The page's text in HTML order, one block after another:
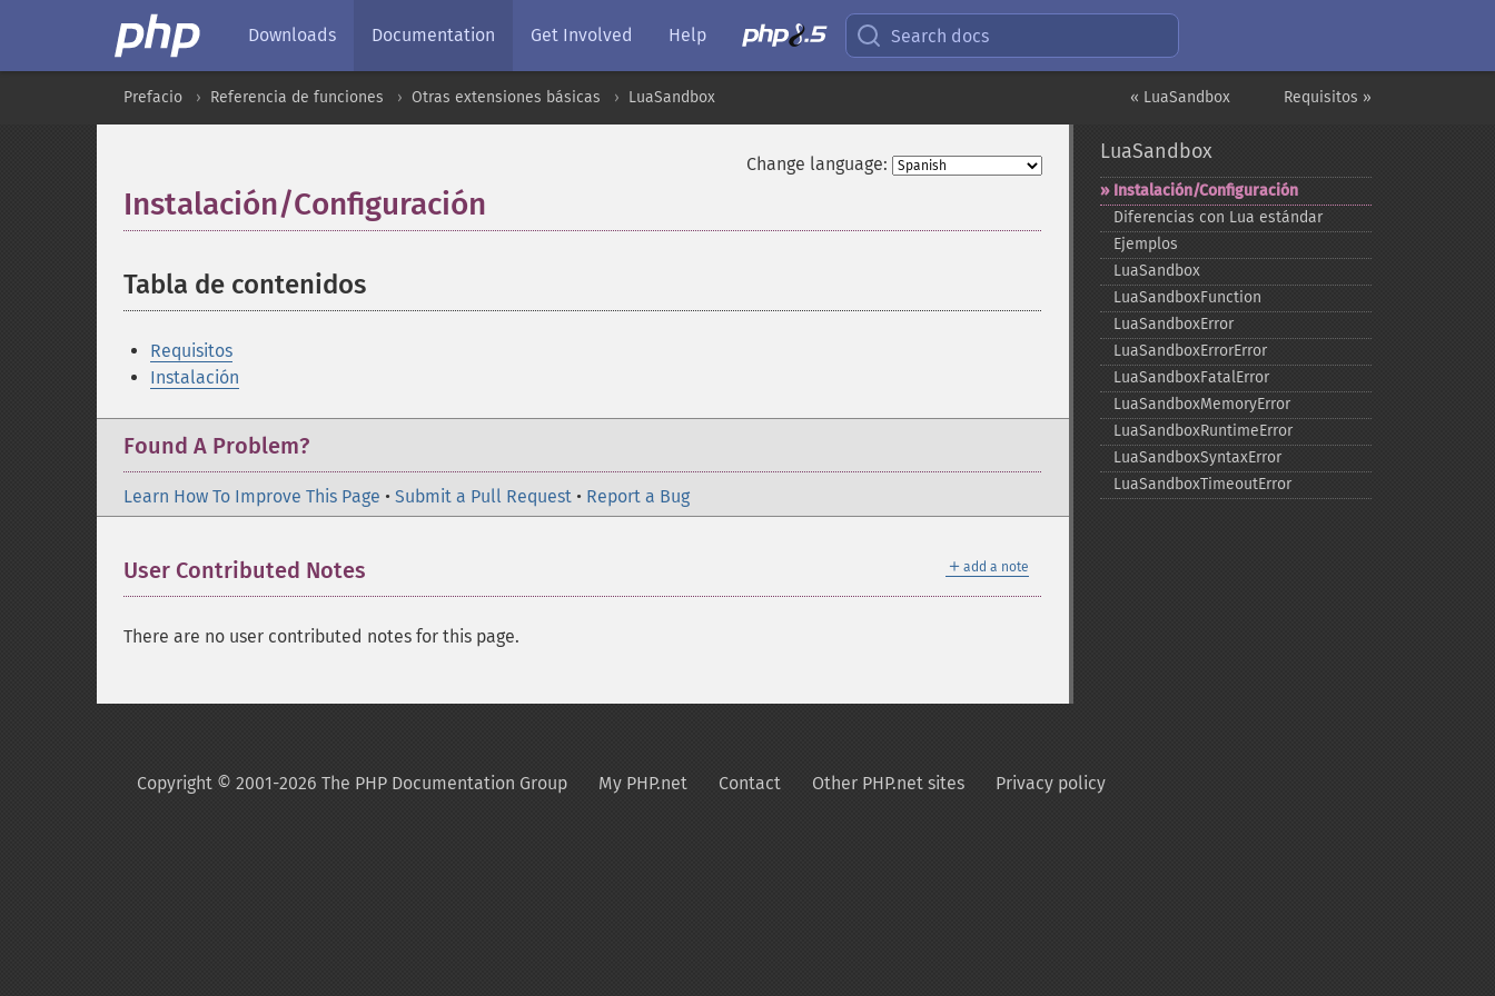
Downloads Documentation Get Involved Help Search docs
Requisitos »
« LuaSandbox
Prefacio Referencia de funciones Otras extensiones básicas LuaSandbox
Change language:
Instalación/Configuración
Tabla de contenidos
Requisitos
Instalación
Found A Problem?
Learn How To Improve This Page • Submit a Pull Request • Report a Bug
＋ add a note
User Contributed Notes
There are no user contributed notes for this page.
LuaSandbox
Instalación/Configuración
Diferencias con Lua estándar
Ejemplos
LuaSandbox
LuaSandboxFunction
LuaSandboxError
LuaSandboxErrorError
LuaSandboxFatalError
LuaSandboxMemoryError
LuaSandboxRuntimeError
LuaSandboxSyntaxError
LuaSandboxTimeoutError
Copyright © 2001-2026 The PHP Documentation Group My PHP.net Contact Other PHP.net sites Privacy policy